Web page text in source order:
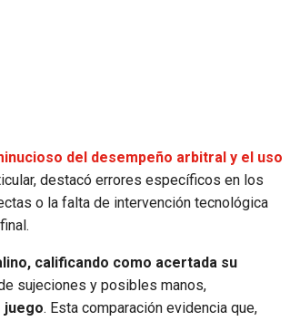
del desempeño arbitral y el uso
destacó errores específicos en los
o la falta de intervención tecnológica
calificando como acertada su
sujeciones y posibles manos,
juego. Esta comparación evidencia que,